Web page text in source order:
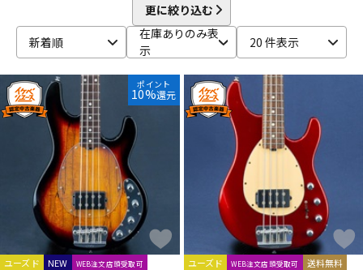
ベース ウクレレ
ドラム パーカッション
キーボード 電子ピアノ
管楽器 その他楽器
更に絞り込む
新着順
在庫ありのみ表
示
20 件表示
ポイント
10%還元
ユーズド NEW WEB注文店頭受取可 ユーズド WEB注文店頭受取可 送料無料